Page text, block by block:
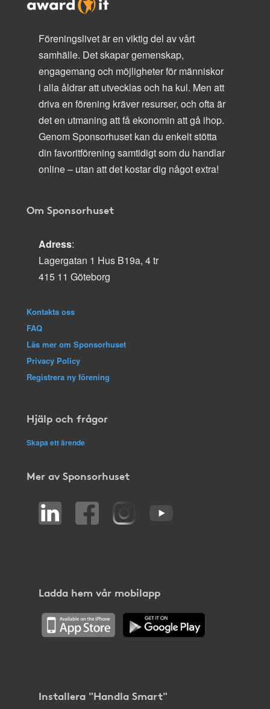
Föreningslivet är en viktig del av vårt
samhälle. Det skapar gemenskap,
engagemang och möjligheter för människor
i alla åldrar att utvecklas och ha kul. Men att
driva en förening kräver resurser, och ofta är
det en utmaning att få ekonomin att gå ihop.
Genom Sponsorhuset kan du enkelt stötta
din favoritförening samtidigt som du handlar
online – utan att det kostar dig något extra!
Om Sponsorhuset
Adress:
Lagergatan 1 Hus B19a, 4 tr
415 11 Göteborg
Kontakta oss
FAQ
Läs mer om Sponsorhuset
Privacy Policy
Registrera ny förening
Hjälp och frågor
Skapa ett ärende
Mer av Sponsorhuset
Ladda hem vår mobilapp
Installera "Handla Smart"